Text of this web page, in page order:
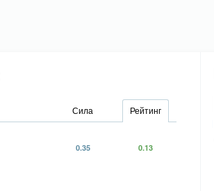
Сила Рейтинг
0.35 0.13